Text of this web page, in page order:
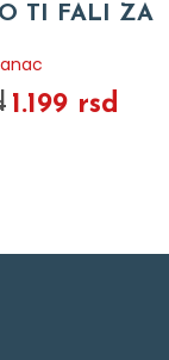
TI FALI ZA
1.199 rsd